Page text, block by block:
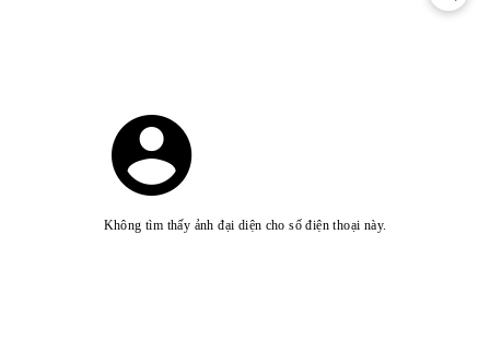
Không tìm thấy ảnh đại diện cho số điện thoại này.